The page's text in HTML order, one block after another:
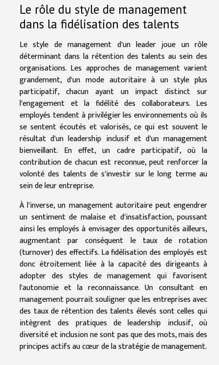
Le rôle du style de management
dans la fidélisation des talents
Le style de management d'un leader joue un rôle
déterminant dans la rétention des talents au sein des
organisations. Les approches de management varient
grandement, d'un mode autoritaire à un style plus
participatif, chacun ayant un impact distinct sur
l'engagement et la fidélité des collaborateurs. Les
employés tendent à privilégier les environnements où ils
se sentent écoutés et valorisés, ce qui est souvent le
résultat d'un leadership inclusif et d'un management
bienveillant. En effet, un cadre participatif, où la
contribution de chacun est reconnue, peut renforcer la
volonté des talents de s'investir sur le long terme au
sein de leur entreprise.
À l'inverse, un management autoritaire peut engendrer
un sentiment de malaise et d'insatisfaction, poussant
ainsi les employés à envisager des opportunités ailleurs,
augmentant par conséquent le taux de rotation
(turnover) des effectifs. La fidélisation des employés est
donc étroitement liée à la capacité des dirigeants à
adopter des styles de management qui favorisent
l'autonomie et la reconnaissance. Un consultant en
management pourrait souligner que les entreprises avec
des taux de rétention des talents élevés sont celles qui
intègrent des pratiques de leadership inclusif, où
diversité et inclusion ne sont pas que des mots, mais des
principes actifs au cœur de la stratégie de management.